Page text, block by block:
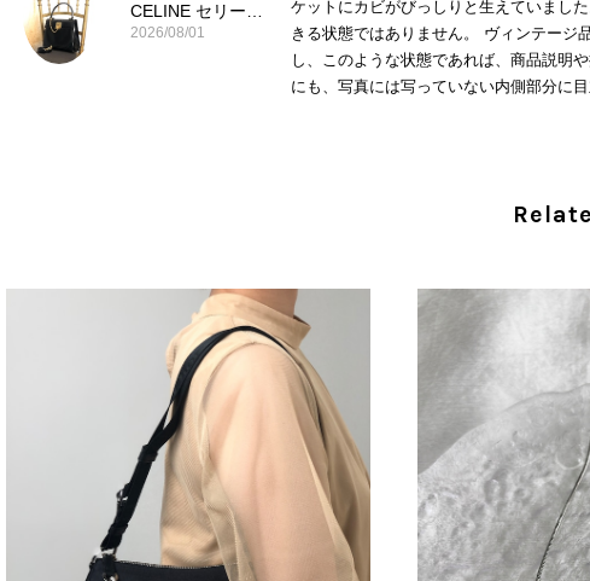
2026/08/01
ケットにカビがびっしりと生えていまし
きる状態ではありません。 ヴィンテージ
し、このような状態であれば、商品説明
にも、写真には写っていない内側部分に
回の商品につきましては、
バッグは、外装と内装をそ
の状態全体を判断しないた
す。 ご不快な思いをされた
指摘を重く受け止め、まず
確認された場合には、当店
し、全スタッフで共有して
状態確認とご案内に努めて